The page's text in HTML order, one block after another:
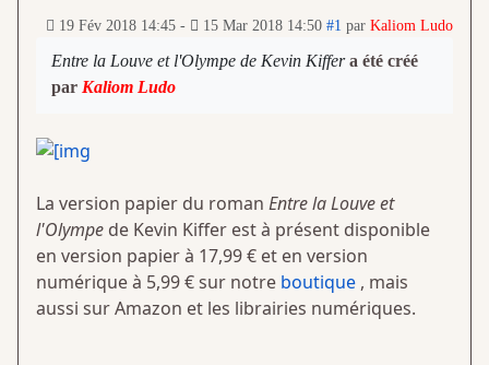
19 Fév 2018 14:45 - 15 Mar 2018 14:50 #1 par Kaliom Ludo
Entre la Louve et l'Olympe de Kevin Kiffera été créé
par Kaliom Ludo
La version papier du roman Entre la Louve et
l'Olympe de Kevin Kiffer est à présent disponible
en version papier à 17,99 € et en version
numérique à 5,99 € sur notre boutique , mais
aussi sur Amazon et les librairies numériques.